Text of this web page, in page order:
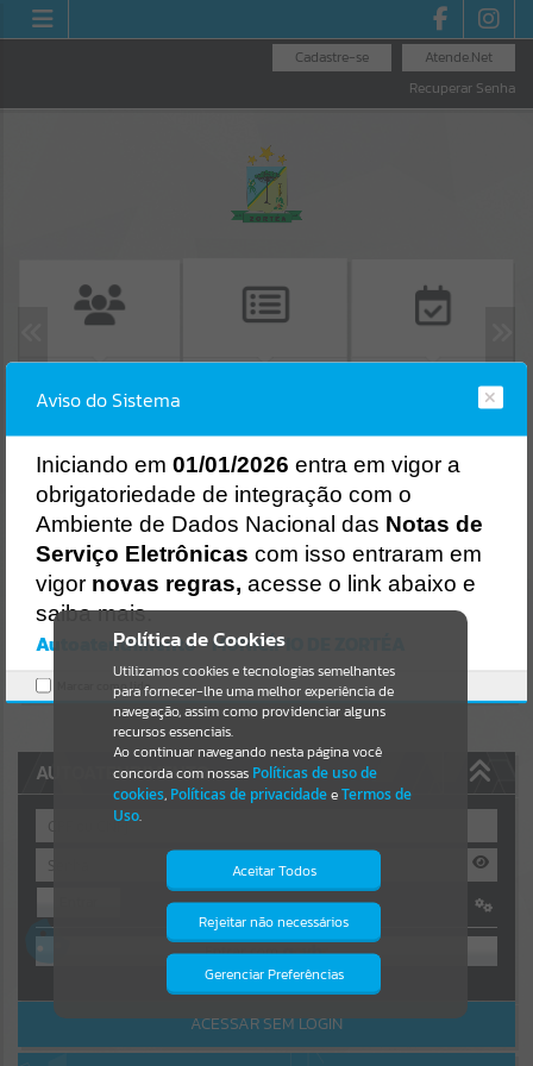
Atende.Net
Cadastre-se
Recuperar Senha
PROTOCOLO
Resultados para""
Portais
Por favor, aguarde...
NOTÍCIAS
Por favor, aguarde...
Por favor, aguarde...
Por favor, aguarde...
AUTOATENDIMENTO
OU
Cadastre-se|Recuperar Senha
ACESSAR SEM LOGIN
Política de Cookies
Utilizamos cookies e tecnologias semelhantes
para fornecer-lhe uma melhor experiência de
navegação, assim como providenciar alguns
recursos essenciais.
Ao continuar navegando nesta página você
concorda com nossas Políticas de uso de
cookies, Políticas de privacidadeeTermos de
Uso.
Aceitar Todos
Rejeitar não necessários
Gerenciar Preferências
Isto significa que diversos recursos
providenciados poderão não estar
Aviso do Sistema
Iniciando em 01/01/2026 entra em vigor a
obrigatoriedade de integração com o
Ambiente de Dados Nacional das Notas de
Serviço Eletrônicas com isso entraram em
vigor novas regras, acesse o link abaixo e
saiba mais.
Autoatendimento - MUNICÍPIO DE ZORTÉA
Marcar como lido.
Erro
Gerenciamento do Sistema
CÓDIGO DA MENSAGEM:
Ocorreu um erro de script:
Uncaught SyntaxError: Unexpected token '('
https://zortea.atende.net/cidadao/pagina/static/bundle/wpo_index_
2_base_l2_portal_editores_sync_ba916f3256046a54cb047e8d7094a
74a.js?v=780d20e4:47
Verificar Mais Detalhes